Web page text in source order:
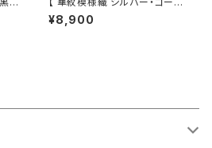
ド 帯リメイク トート型バッグ】
日常使い、結婚式、パーティー、
¥8,900